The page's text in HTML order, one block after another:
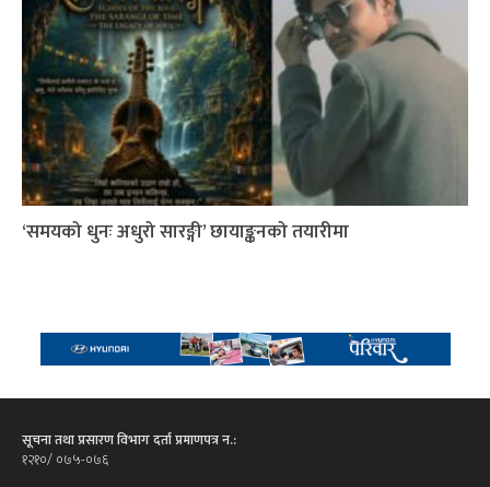
‘समयको धुनः अधुरो सारङ्गी’ छायाङ्कनको तयारीमा
सूचना तथा प्रसारण विभाग दर्ता प्रमाणपत्र न.:
१२१०/ ०७५-०७६